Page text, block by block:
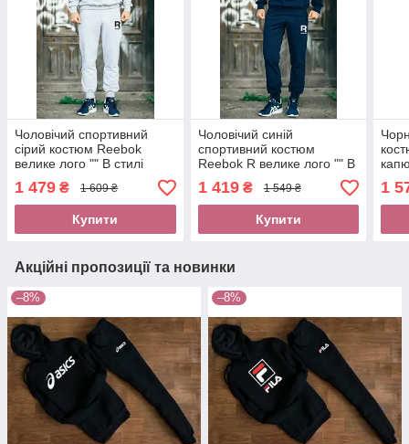
Чоловічий спортивний
сірий костюм Reebok
велике лого "" В стилі
Reebok ""
1 479 ₴ 1 609 ₴
Купити
Чоловічий синій
спортивний костюм
Reebok R велике лого "" В
стилі Reebok ""
1 419₴ 1 549 ₴
Купити
1
Акційні пропозиції та новинки
–8% –8%